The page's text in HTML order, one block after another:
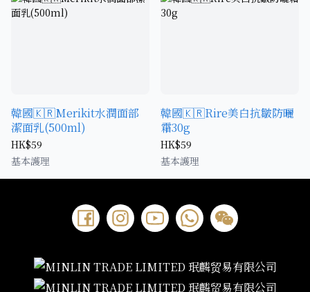
韓國🇰🇷Merikit水潤面部
潔面乳(500ml)
HK$59
基本護理
韓國🇰🇷Rire美白抗皺防曬
霜30g
HK$59
基本護理